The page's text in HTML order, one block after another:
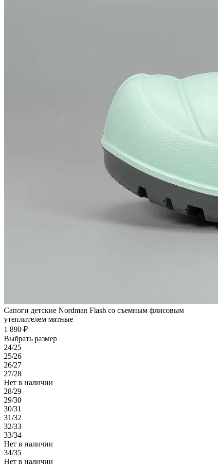
Сапоги детские Nordman Flash со съемным флисовым
утеплителем мятные
1 890 ₽
Выбрать размер
24/25
25/26
26/27
27/28
Нет в наличии
28/29
29/30
30/31
31/32
32/33
33/34
Нет в наличии
34/35
Нет в наличии